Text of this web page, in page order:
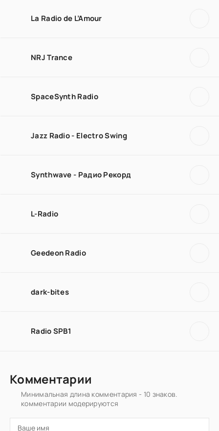
La Radio de L’Amour
NRJ Trance
SpaceSynth Radio
Jazz Radio - Electro Swing
Synthwave - Радио Рекорд
L-Radio
Geedeon Radio
dark-bites
Radio SPB1
Комментарии
Минимальная длина комментария - 10 знаков.
комментарии модерируются